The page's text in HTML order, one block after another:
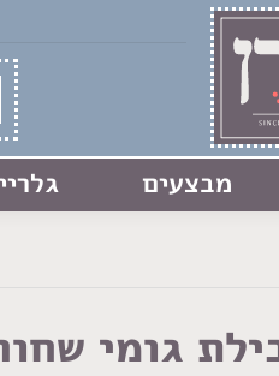
מבצעים
גומי שחור 10